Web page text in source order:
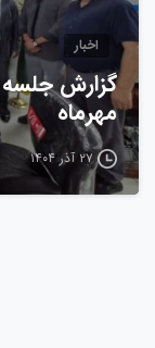
اخبار
گزارش جلسه
مهرماه
۲۷ آذر ۱۴۰۴